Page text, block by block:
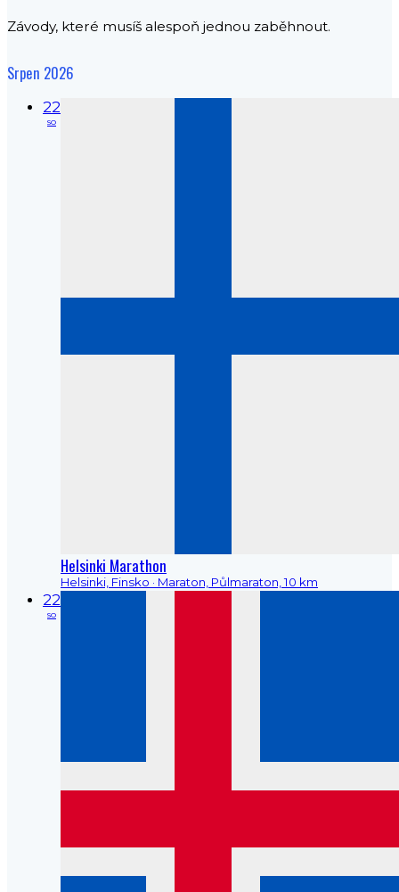
Závody, které musíš alespoň jednou zaběhnout.
Srpen 2026
22
so
Helsinki Marathon
Helsinki, Finsko · Maraton, Půlmaraton, 10 km
22
so